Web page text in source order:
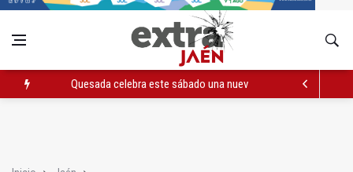
Quesada celebra este sábado una nueva jornada de Orgullo